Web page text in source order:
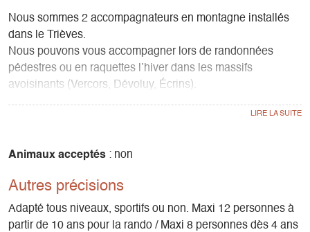
Nous sommes 2 accompagnateurs en montagne installés
dans le Trièves.
Nous pouvons vous accompagner lors de randonnées
pédestres ou en raquettes l’hiver dans les massifs
avoisinants (Vercors, Dévoluy, Écrins).
familles, les groupes, les comités d’entreprise, les centres
en s'amusant !
Animaux acceptés : non
Autres précisions
Adapté tous niveaux, sportifs ou non. Maxi 12 personnes à
partir de 10 ans pour la rando / Maxi 8 personnes dès 4 ans